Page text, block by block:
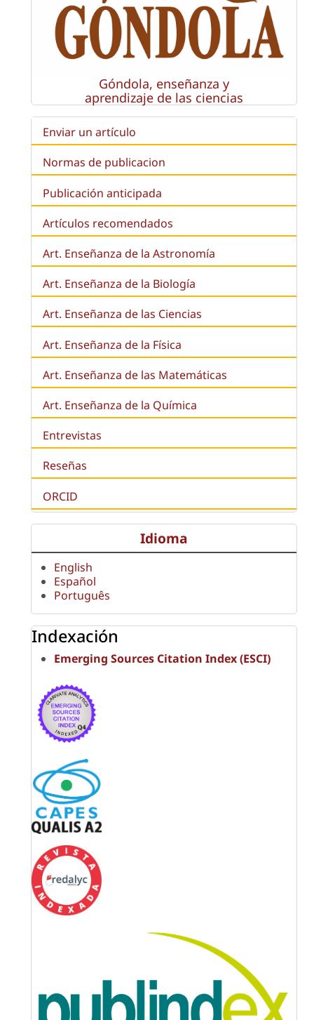
Góndola, enseñanza y
aprendizaje de las ciencias
Enviar un artículo
Normas de publicacion
Publicación anticipada
Artículos recomendados
Art. Enseñanza de la Astronomía
Art. Enseñanza de la Biología
Art. Enseñanza de las Ciencias
Art. Enseñanza de la Física
Art. Enseñanza de las Matemáticas
Art. Enseñanza de la Química
Entrevistas
Reseñas
ORCID
Idioma
English
Español
Português
Indexación
Emerging Sources Citation Index (ESCI)